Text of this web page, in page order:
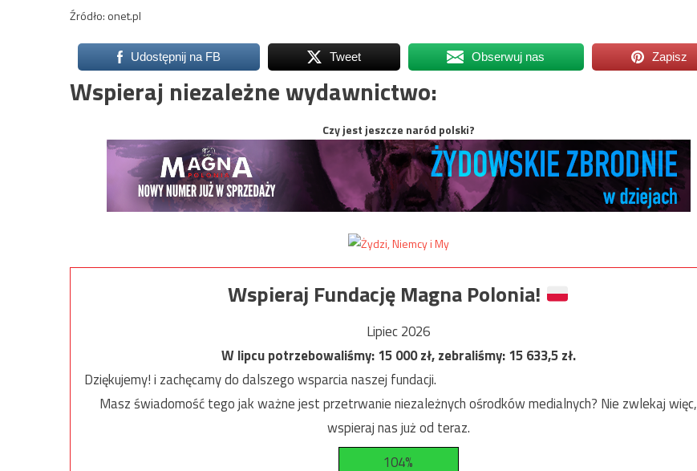
Źródło: onet.pl
Udostępnij na FB Tweet Obserwuj nas Zapisz
Wspieraj niezależne wydawnictwo:
Czy jest jeszcze naród polski?
Wspieraj Fundację Magna Polonia!
Lipiec 2026
W lipcu potrzebowaliśmy:15 000zł, zebraliśmy:15 633,5zł.
Dziękujemy! i zachęcamy do dalszego wsparcia naszej fundacji.
Masz świadomość tego jak ważne jest przetrwanie niezależnych ośrodków medialnych? Nie zwlekaj więc,
wspieraj nas już od teraz.
104%